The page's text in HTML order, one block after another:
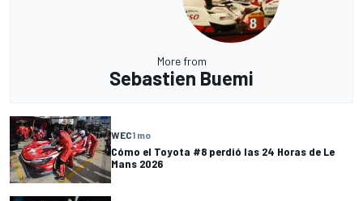
More from
Sebastien Buemi
WEC1 mo
Cómo el Toyota #8 perdió las 24 Horas de Le
Mans 2026